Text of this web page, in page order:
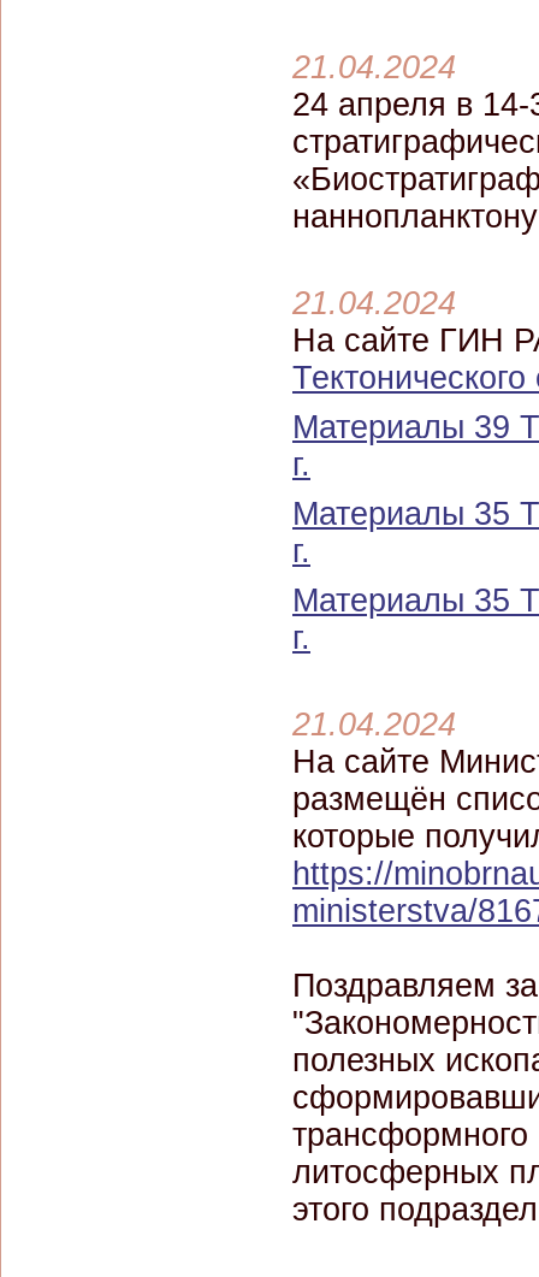
21.04.2024
24 апреля в
21.04.2024
На сайте ГИН
Материалы 39
г.
Материалы 35
г.
Материалы 35
г.
21.04.2024
На сайте
размещён
которые
https://
ministerstva/
Поздравляем
полезных
трансформного
литосферных
этого